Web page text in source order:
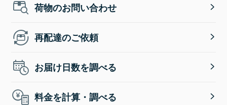
荷物のお問い合わせ
再配達のご依頼
お届け日数を調べる
料金を計算・調べる